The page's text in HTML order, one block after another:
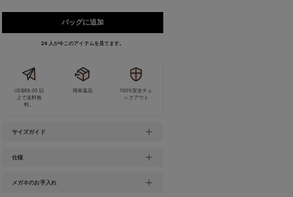
バッグに追加
24 人が今このアイテムを見てます。
US$89.00 以
上で送料無
料。
簡単返品
100%安全チェ
ックアウト
サイズガイド
仕様
メガネのお手入れ